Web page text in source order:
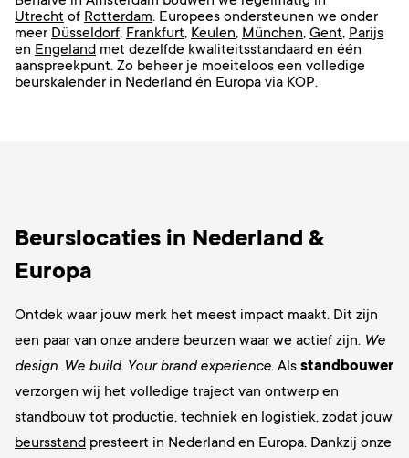
Utrecht of Rotterdam. Europees ondersteunen we onder
meer Düsseldorf, Frankfurt, Keulen, München, Gent, Parijs
en Engeland met dezelfde kwaliteitsstandaard en één
aanspreekpunt. Zo beheer je moeiteloos een volledige
beurskalender in Nederland én Europa via KOP.
Beurslocaties in Nederland &
Europa
Ontdek waar jouw merk het meest impact maakt. Dit zijn
een paar van onze andere beurzen waar we actief zijn. We
design. We build. Your brand experience. Als standbouwer
verzorgen wij het volledige traject van ontwerp en
standbouw tot productie, techniek en logistiek, zodat jouw
beursstand presteert in Nederland en Europa. Dankzij onze